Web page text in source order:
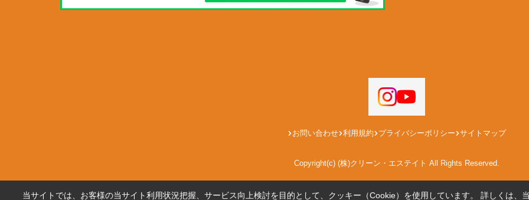
お問い合わせ 利用規約 プライバシーポリシー サイトマップ
Copyright(c) (株)クリーン・エステイト All Rights Reserved.
当サイトでは、お客様の当サイト利用状況把握、サービス向上検討を目的として、クッキー（Cookie）を使用しています。 詳しくは、